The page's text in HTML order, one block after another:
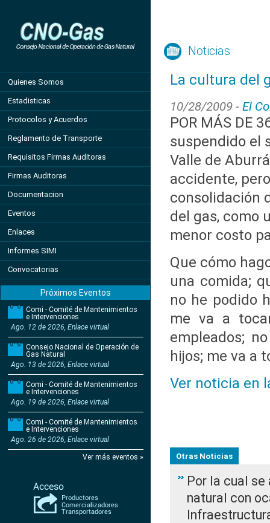
Quienes Somos
Estadisticas
Protocolos y Acuerdos
Reglamento de Transporte
Requisitos Firmas Auditoras
Firmas Auditoras
Documentacion
Eventos
Enlaces
Informes SIMI
Convocatorias
Próximos Eventos
Comi - Comité de Mantenimientos
e Intervenciones
Ago. 12 de 2026, Enlace virtual
Consejo Nacional de Operación de
Gas Natural
Ago. 13 de 2026, Enlace virtual
Comi - Comité de Mantenimientos
e Intervenciones
Ago. 19 de 2026, Enlace virtual
Comi - Comité de Mantenimientos
e Intervenciones
Ago. 26 de 2026, Enlace virtual
Ver más eventos »
Noticias
La cultura del
10/28/2009 - El
POR MÁS DE
suspendido el
Valle de
accidente,
consolidación
del gas, como
menor costo
Que cómo
una comida;
no he podido
me va a
empleados;
hijos; me va a
Ver noticia en
Otras Noticias
Por la cual
natural con